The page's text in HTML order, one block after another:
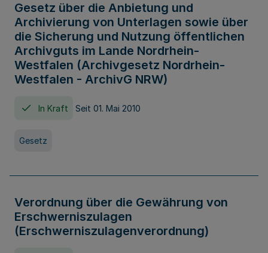
Gesetz über die Anbietung und
Archivierung von Unterlagen sowie über
die Sicherung und Nutzung öffentlichen
Archivguts im Lande Nordrhein-
Westfalen (Archivgesetz Nordrhein-
Westfalen - ArchivG NRW)
In Kraft Seit 01. Mai 2010
Gesetz
Verordnung über die Gewährung von
Erschwerniszulagen
(Erschwerniszulagenverordnung)